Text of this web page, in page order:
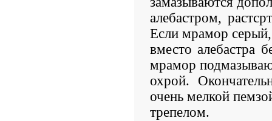
алебастром,
Если мрамор
вместо алебастра
мрамор
охрой.
очень мелкой
трепелом.